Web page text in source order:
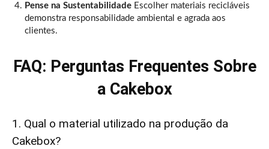
Pense na Sustentabilidade Escolher materiais recicláveis
demonstra responsabilidade ambiental e agrada aos
clientes.
FAQ: Perguntas Frequentes Sobre
a Cakebox
1. Qual o material utilizado na produção da
Cakebox?